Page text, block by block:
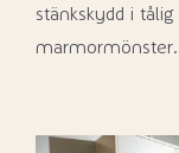
stänkskydd i
marmormönster.